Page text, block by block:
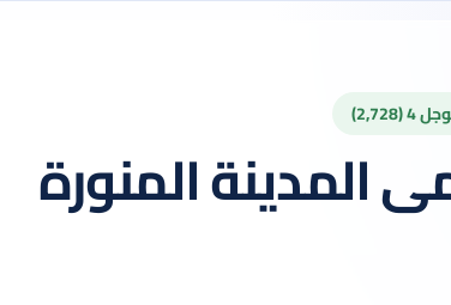
المدينة المنورة